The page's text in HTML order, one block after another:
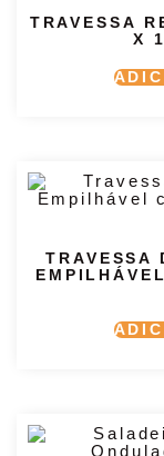
TRAVESSA
X
TRAVESSA